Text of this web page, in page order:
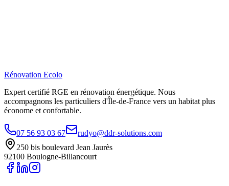
Rénovation Ecolo
Expert certifié RGE en rénovation énergétique. Nous
accompagnons les particuliers d'Île-de-France vers un habitat plus
économe et confortable.
07 56 93 03 67
rudyo@ddr-solutions.com
250 bis boulevard Jean Jaurès
92100 Boulogne-Billancourt